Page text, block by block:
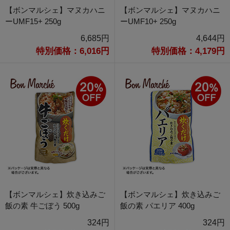
【ボンマルシェ】マヌカハニ
ーUMF15+ 250g
6,685円
特別価格：6,016円
【ボンマルシェ】マヌカハニ
ーUMF10+ 250g
4,644円
特別価格：4,179円
【ボンマルシェ】炊き込みご
飯の素 牛ごぼう 500g
324円
【ボンマルシェ】炊き込みご
飯の素 パエリア 400g
324円